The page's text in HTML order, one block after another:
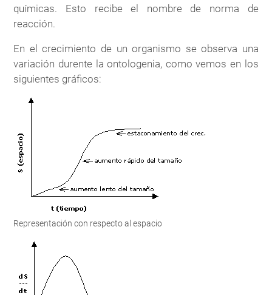
químicas. Esto recibe el nombre de norma de
reacción.
En el crecimiento de un organismo se observa una
variación durente la ontologenia, como vemos en los
siguientes gráficos:
Representación con respecto al espacio